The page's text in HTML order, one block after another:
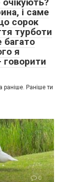
і саме
сорок
турботи
багато
я
говорити
Раніше ти
0